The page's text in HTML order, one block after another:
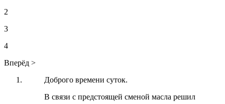
2
3
4
Вперёд >
Доброго времени суток.
В связи с предстоящей сменой масла решил